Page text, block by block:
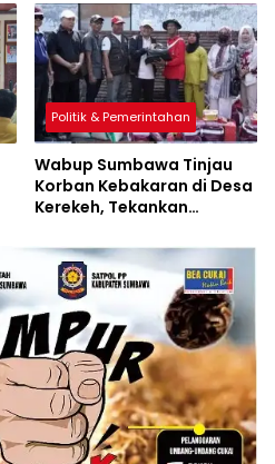
Politik & Pemerintahan
Wabup Sumbawa Tinjau
Korban Kebakaran di Desa
Kerekeh, Tekankan